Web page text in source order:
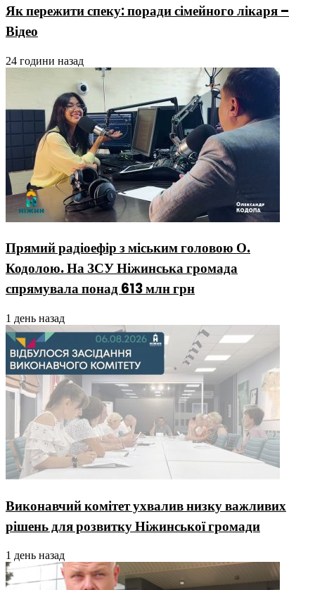
Як пережити спеку: поради сімейного лікаря –
Відео
24 години назад
Прямий радіоефір з міським головою О.
Кодолою. На ЗСУ Ніжинська громада
спрямувала понад 613 млн грн
1 день назад
Виконавчий комітет ухвалив низку важливих
рішень для розвитку Ніжинської громади
1 день назад